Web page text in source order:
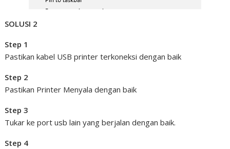
SOLUSI 2
Step 1
Pastikan kabel USB printer terkoneksi dengan baik
Step 2
Pastikan Printer Menyala dengan baik
Step 3
Tukar ke port usb lain yang berjalan dengan baik.
Step 4